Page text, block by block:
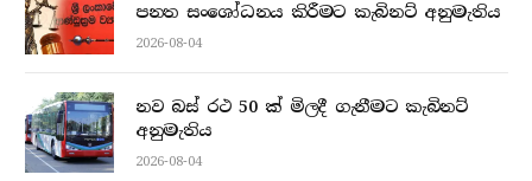
පනත සංශෝධනය කිරීමට කැබිනට් අනුමැතිය
2026-08-04
නව බස් රථ 50 ක් මිලදී ගැනීමට කැබිනට්
අනුමැතිය
2026-08-04